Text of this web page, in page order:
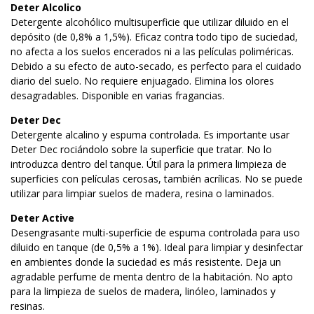
Deter Alcolico
Detergente alcohólico multisuperficie que utilizar diluido en el
depósito (de 0,8% a 1,5%). Eficaz contra todo tipo de suciedad,
no afecta a los suelos encerados ni a las películas poliméricas.
Debido a su efecto de auto-secado, es perfecto para el cuidado
diario del suelo. No requiere enjuagado. Elimina los olores
desagradables. Disponible en varias fragancias.
Deter Dec
Detergente alcalino y espuma controlada. Es importante usar
Deter Dec rociándolo sobre la superficie que tratar. No lo
introduzca dentro del tanque. Útil para la primera limpieza de
superficies con películas cerosas, también acrílicas. No se puede
utilizar para limpiar suelos de madera, resina o laminados.
Deter Active
Desengrasante multi-superficie de espuma controlada para uso
diluido en tanque (de 0,5% a 1%). Ideal para limpiar y desinfectar
en ambientes donde la suciedad es más resistente. Deja un
agradable perfume de menta dentro de la habitación. No apto
para la limpieza de suelos de madera, linóleo, laminados y
resinas.